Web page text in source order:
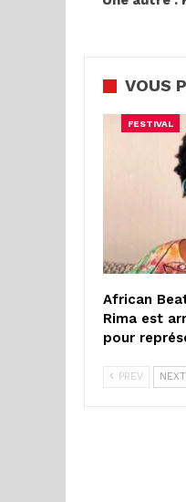
VOUS
FESTIVAL
African
Rima est
pour
PREV NEXT